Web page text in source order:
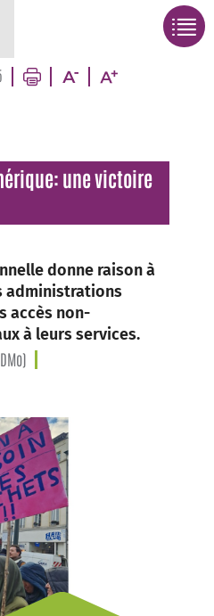
une victoire
donne raison à
administrations
accès non-
à leurs services.